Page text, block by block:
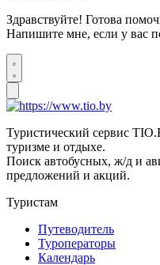
Здравствуйте! Готова
Напишите мне, если у вас
Туристический сервис
туризме и отдыхе.
Поиск автобусных, ж/д и
предложений и акций.
Туристам
Путеводитель
Туроператоры
Календарь